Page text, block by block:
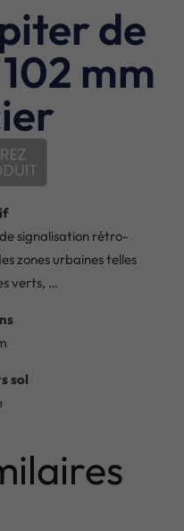
de
mm
signalisation rétro-
zones urbaines telles
verts, …
sol